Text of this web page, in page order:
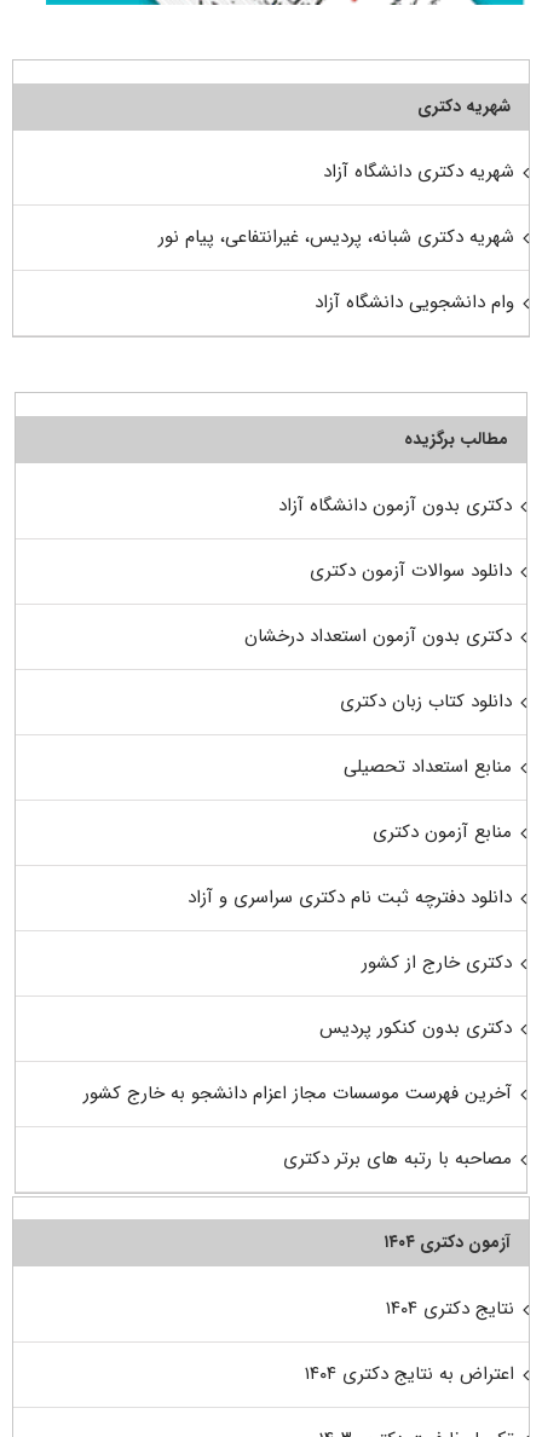
شهریه دکتری
شهریه دکتری دانشگاه آزاد
شهریه دکتری شبانه، پردیس، غیرانتفاعی، پیام نور
وام دانشجویی دانشگاه آزاد
مطالب برگزیده
دکتری بدون آزمون دانشگاه آزاد
دانلود سوالات آزمون دکتری
دکتری بدون آزمون استعداد درخشان
دانلود کتاب زبان دکتری
منابع استعداد تحصیلی
منابع آزمون دکتری
دانلود دفترچه ثبت نام دکتری سراسری و آزاد
دکتری خارج از کشور
دکتری بدون کنکور پردیس
آخرین فهرست موسسات مجاز اعزام دانشجو به خارج کشور
مصاحبه با رتبه های برتر دکتری
آزمون دکتری ۱۴۰۴
نتایج دکتری ۱۴۰۴
اعتراض به نتایج دکتری ۱۴۰۴